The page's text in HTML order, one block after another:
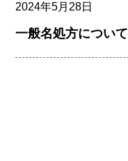
2024年5月28日
一般名処方について